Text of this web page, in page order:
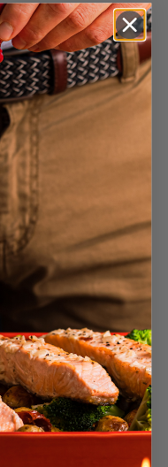
geliefert zu werden.